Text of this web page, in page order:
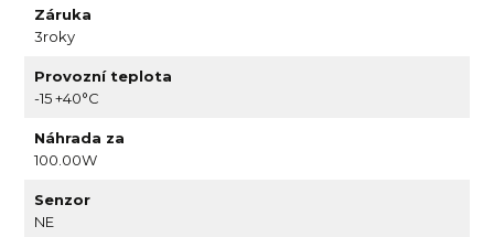
Záruka
3roky
Provozní teplota
-15 +40°C
Náhrada za
100.00W
Senzor
NE